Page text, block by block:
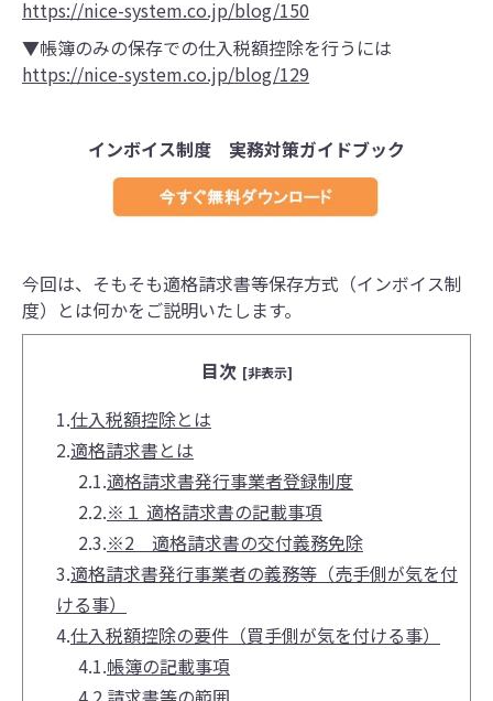
https://nice-system.co.jp/blog/150
▼帳簿のみの保存での仕入税額控除を行うには
https://nice-system.co.jp/blog/129
インボイス制度 実務対策ガイドブック
今回は、そもそも適格請求書等保存方式（インボイス制
度）とは何かをご説明いたします。
目次 [非表示]
1.仕入税額控除とは
2.適格請求書とは
2.1.適格請求書発行事業者登録制度
2.2.※１ 適格請求書の記載事項
2.3.※2 適格請求書の交付義務免除
3.適格請求書発行事業者の義務等（売手側が気を付
ける事）
4.仕入税額控除の要件（買手側が気を付ける事）
4.1.帳簿の記載事項